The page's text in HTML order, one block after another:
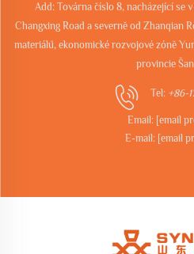
Add: Továrna číslo 8, nacházející se
Changxing Road a severně od Zhanqian
materiálů, ekonomické rozvojové zóně
provincie
Tel: +86-
Email: [email
E-mail: [email